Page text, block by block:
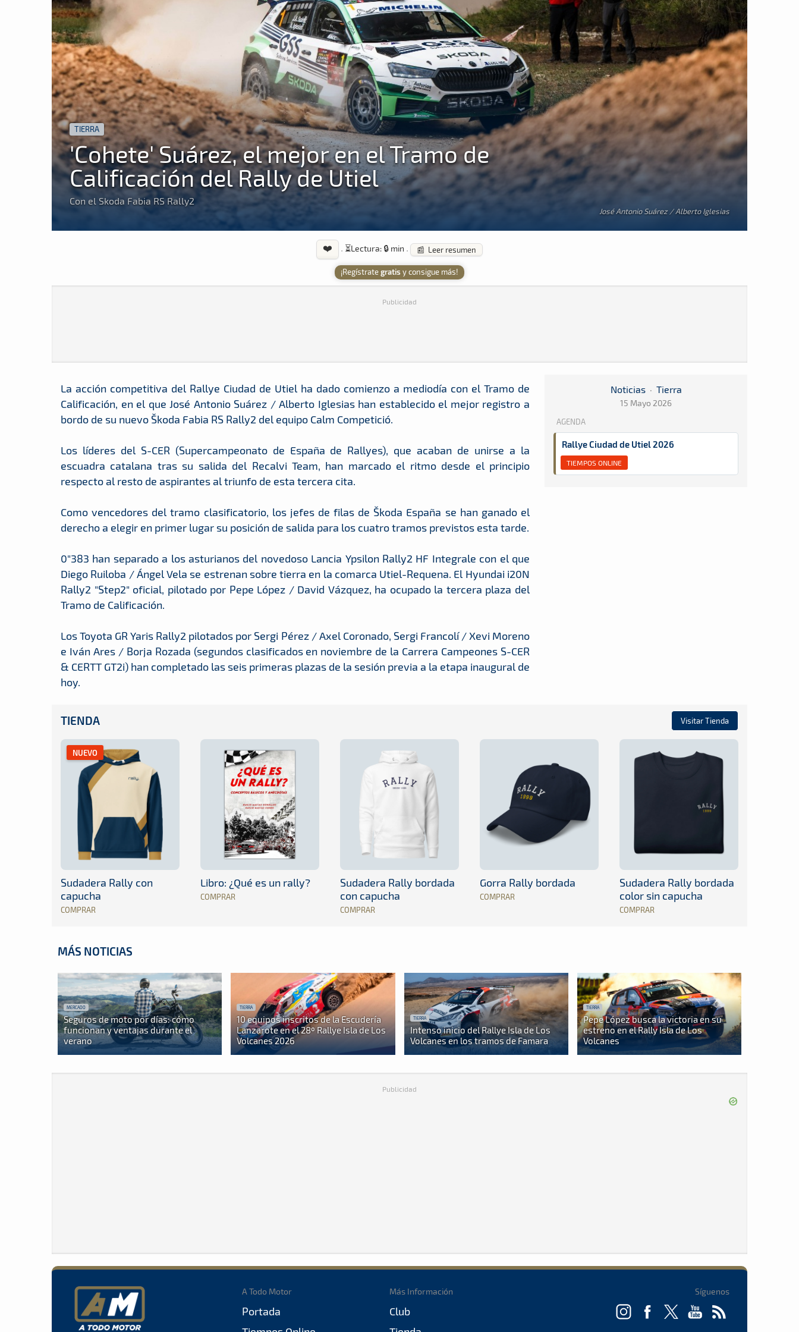
TIERRA
'Cohete' Suárez, el mejor en el Tramo de
Calificación del Rally de Utiel
Con el Skoda Fabia RS Rally2
José Antonio Suárez / Alberto Iglesias
❤️ · ⏳Lectura: 🔒 min · 📰 Leer resumen
¡Regístrategratis y consigue más!
Publicidad
Noticias · Tierra
15 Mayo 2026
AGENDA
Rallye Ciudad de Utiel 2026
TIEMPOS ONLINE
La acción competitiva del Rallye Ciudad de Utiel ha dado comienzo a mediodía con el Tramo de
Calificación, en el que José Antonio Suárez / Alberto Iglesias han establecido el mejor registro a
bordo de su nuevo Škoda Fabia RS Rally2 del equipo Calm Competició.
Los líderes del S-CER (Supercampeonato de España de Rallyes), que acaban de unirse a la
escuadra catalana tras su salida del Recalvi Team, han marcado el ritmo desde el principio
respecto al resto de aspirantes al triunfo de esta tercera cita.
Como vencedores del tramo clasificatorio, los jefes de filas de Škoda España se han ganado el
derecho a elegir en primer lugar su posición de salida para los cuatro tramos previstos esta tarde.
0"383 han separado a los asturianos del novedoso Lancia Ypsilon Rally2 HF Integrale con el que
Diego Ruiloba / Ángel Vela se estrenan sobre tierra en la comarca Utiel-Requena. El Hyundai i20N
Rally2 "Step2" oficial, pilotado por Pepe López / David Vázquez, ha ocupado la tercera plaza del
Tramo de Calificación.
Los Toyota GR Yaris Rally2 pilotados por Sergi Pérez / Axel Coronado, Sergi Francolí / Xevi Moreno
e Iván Ares / Borja Rozada (segundos clasificados en noviembre de la Carrera Campeones S-CER
& CERTT GT2i) han completado las seis primeras plazas de la sesión previa a la etapa inaugural de
hoy.
TIENDA Visitar Tienda
NUEVO
Sudadera Rally con
capucha
COMPRAR
Libro: ¿Qué es un rally?
COMPRAR
Sudadera Rally bordada
con capucha
COMPRAR
Gorra Rally bordada
COMPRAR
Sudadera Rally bordada
color sin capucha
COMPRAR
MÁS NOTICIAS
MERCADO
Seguros de moto por días: cómo
funcionan y ventajas durante el
verano
TIERRA
10 equipos inscritos de la Escudería
Lanzarote en el 28º Rallye Isla de Los
Volcanes 2026
TIERRA
Intenso inicio del Rallye Isla de Los
Volcanes en los tramos de Famara
TIERRA
Pepe López busca la victoria en su
estreno en el Rally Isla de Los
Volcanes
Publicidad
A Todo Motor
Portada
Más Información
Club
Síguenos